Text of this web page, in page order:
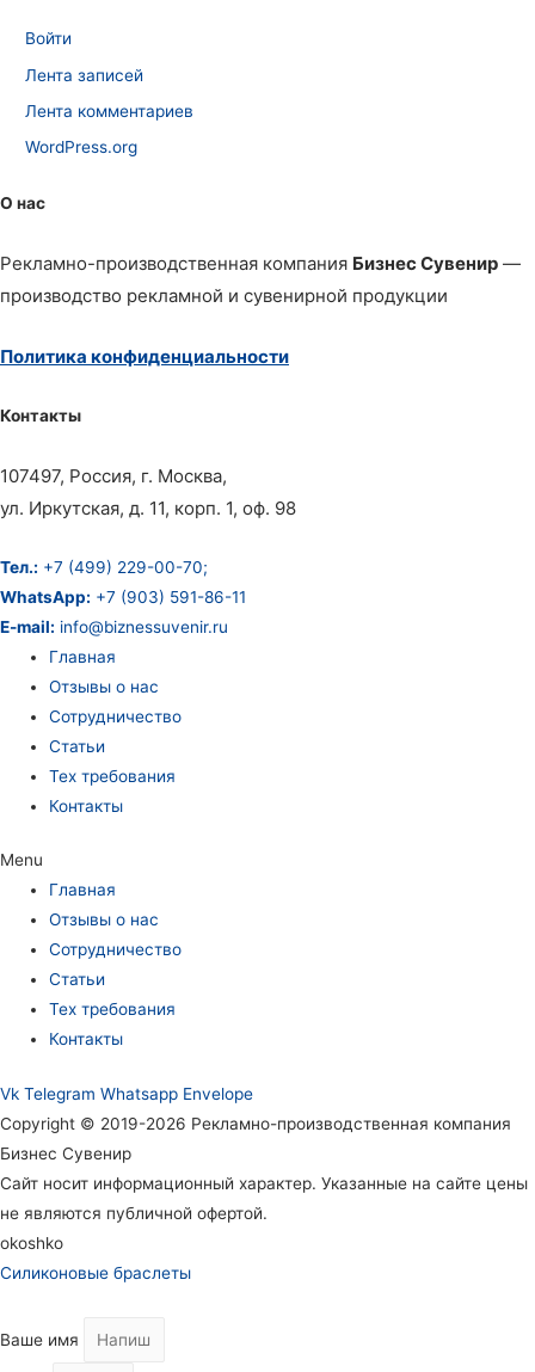
Войти
Лента записей
Лента комментариев
WordPress.org
О нас
Рекламно-производственная компания Бизнес Сувенир —
производство рекламной и сувенирной продукции
Политика конфиденциальности
Контакты
107497, Россия, г. Москва,
ул. Иркутская, д. 11, корп. 1, оф. 98
Тел.: +7 (499) 229-00-70;
WhatsApp: +7 (903) 591-86-11
E-mail: info@biznessuvenir.ru
Главная
Отзывы о нас
Сотрудничество
Статьи
Тех требования
Контакты
Menu
Главная
Отзывы о нас
Сотрудничество
Статьи
Тех требования
Контакты
Vk Telegram Whatsapp Envelope
Copyright © 2019-2026 Рекламно-производственная компания
Бизнес Сувенир
Сайт носит информационный характер. Указанные на сайте цены
не являются публичной офертой.
okoshko
Силиконовые браслеты
Ваше имя